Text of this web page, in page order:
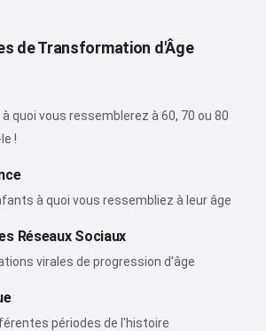
de Transformation d'Âge
quoi vous ressemblerez à 60, 70 ou 80
!
à quoi vous ressembliez à leur âge
Réseaux Sociaux
virales de progression d'âge
périodes de l'histoire